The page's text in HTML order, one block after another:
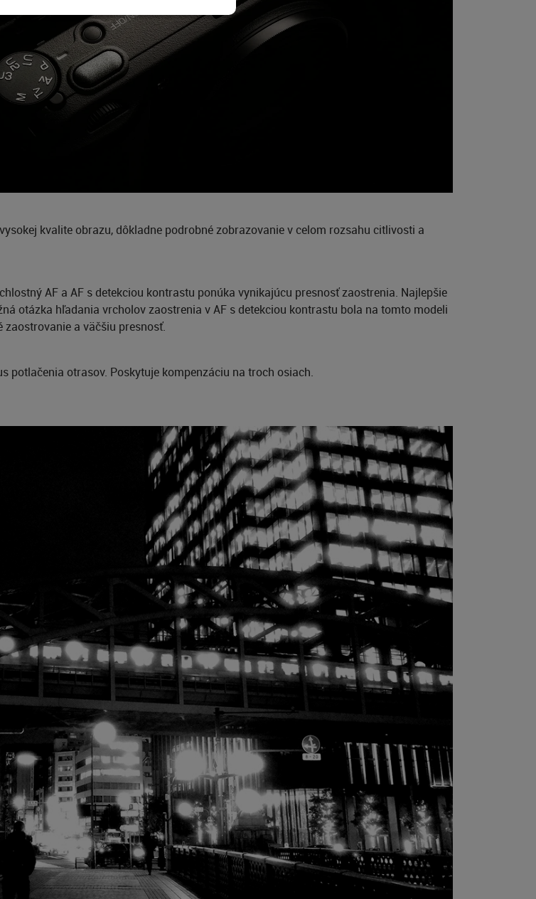
kvalite obrazu, dôkladne podrobné zobrazovanie v celom rozsahu citlivosti a
AF a AF s detekciou kontrastu ponúka vynikajúcu presnosť zaostrenia. Najlepšie
otázka hľadania vrcholov zaostrenia v AF s detekciou kontrastu bola na tomto modeli
a väčšiu presnosť.
potlačenia otrasov. Poskytuje kompenzáciu na troch osiach.